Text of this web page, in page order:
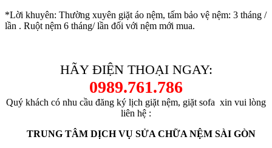
*Lời khuyên: Thường xuyên giặt áo nệm, tấm bảo vệ nệm: 3 tháng /
lần . Ruột nệm 6 tháng/ lần đối với nệm mới mua.
HÃY ĐIỆN THOẠI NGAY:
0989.761.786
Quý khách có nhu cầu đăng ký lịch giặt nệm, giặt sofa xin vui lòng
liên hệ :
TRUNG TÂM DỊCH VỤ SỬA CHỮA NỆM SÀI GÒN